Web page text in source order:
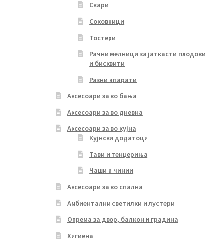
Скари
Соковници
Тостери
Рачни мелници за јаткасти плодови
и бисквити
Разни апарати
Аксесоари за во бања
Аксесоари за во дневна
Аксесоари за во кујна
Кујнски додатоци
Тави и тенџериња
Чаши и чинии
Аксесоари за во спална
Амбиентални светилки и лустери
Опрема за двор, балкон и градина
Хигиена